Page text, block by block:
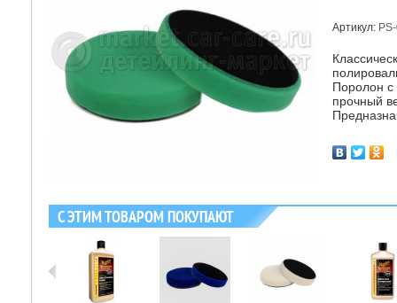
Артикул:
Поролон с
прочный
С ЭТИМ ТОВАРОМ ПОКУПАЮТ